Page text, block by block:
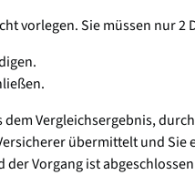
vorlegen. Sie müssen nur 2
Vergleichsergebnis,
übermittelt und
der Vorgang ist